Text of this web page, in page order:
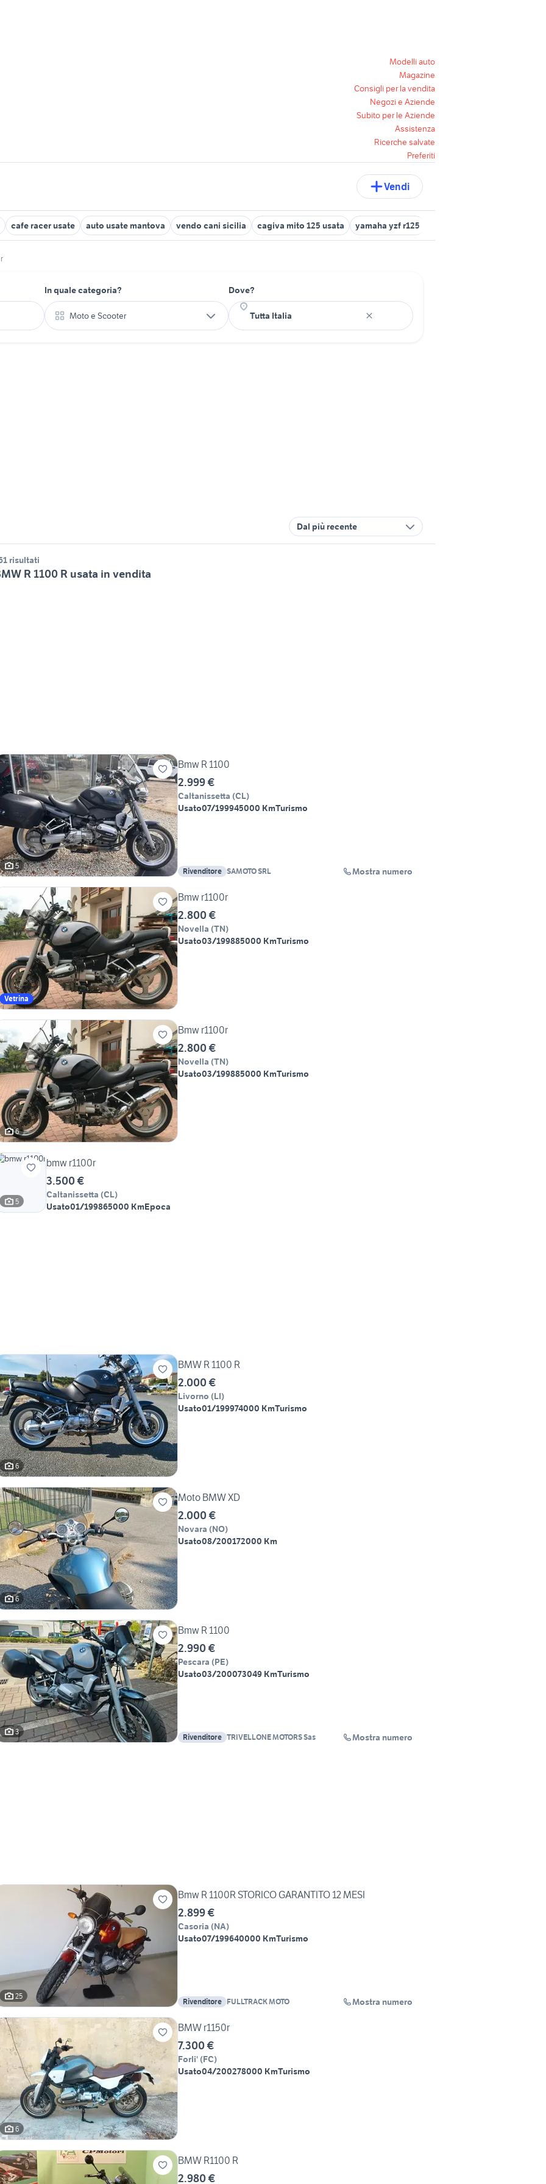
Modelli auto
Magazine
Consigli per la vendita
Negozi e Aziende
Subito per le Aziende
Assistenza
Ricerche salvate
Preferiti
Vendi
cafe racer usate auto usate mantova vendo cani sicilia cagiva mito 125 usata yamaha yzf r125
In quale categoria?
Moto e Scooter
Dove?
Dal più recente
risultati
R 1100 R usata in vendita
5
Bmw R 1100
2.999 €
Caltanissetta (CL)
Usato07/199945000 KmTurismo
Rivenditore SAMOTO SRL Mostra numero
Vetrina
Bmw r1100r
2.800 €
Novella (TN)
Usato03/199885000 KmTurismo
6
Bmw r1100r
2.800 €
Novella (TN)
Usato03/199885000 KmTurismo
5
bmw r1100r
3.500 €
Caltanissetta (CL)
Usato01/199865000 KmEpoca
6
BMW R 1100 R
2.000 €
Livorno (LI)
Usato01/199974000 KmTurismo
6
Moto BMW XD
2.000 €
Novara (NO)
Usato08/200172000 Km
3
Bmw R 1100
2.990 €
Pescara (PE)
Usato03/200073049 KmTurismo
Rivenditore TRIVELLONE MOTORS Sas Mostra numero
25
Bmw R 1100R STORICO GARANTITO 12 MESI
2.899 €
Casoria (NA)
Usato07/199640000 KmTurismo
Rivenditore FULLTRACK MOTO Mostra numero
6
BMW r1150r
7.300 €
Forli' (FC)
Usato04/200278000 KmTurismo
BMW R1100 R
2.980 €